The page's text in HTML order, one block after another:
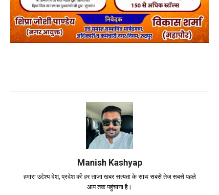
Manish Kashyap
हमारा उद्देश्य देश, प्रदेश की हर ताजा खबर सत्यता के साथ सबसे तेज सबसे पहले
आप तक पहुंचाना है।